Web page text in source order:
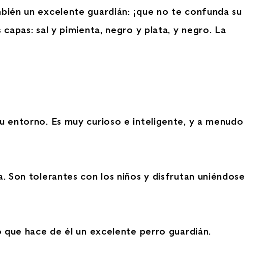
un excelente guardián: ¡que no te confunda su
sal y pimienta, negro y plata, y negro. La
entorno. Es muy curioso e inteligente, y a menudo
Son tolerantes con los niños y disfrutan uniéndose
hace de él un excelente perro guardián.